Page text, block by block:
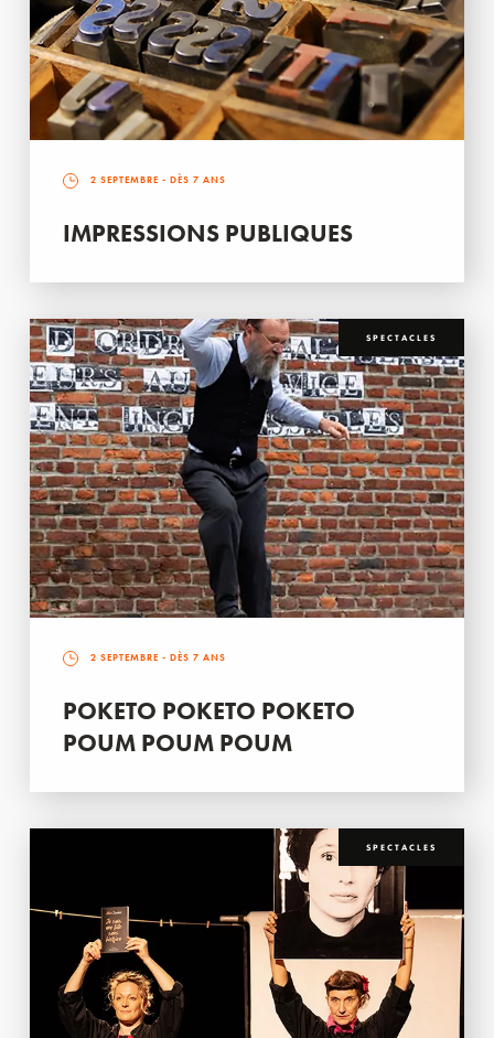
2 SEPTEMBRE - DÈS 7 ANS
IMPRESSIONS PUBLIQUES
SPECTACLES
2 SEPTEMBRE - DÈS 7 ANS
POKETO POKETO POKETO
POUM POUM POUM
SPECTACLES